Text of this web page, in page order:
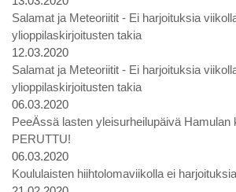
Salamat ja Meteoriitit - Ei harjoituksia
ylioppilaskirjoitusten takia
12.03.2020
Salamat ja Meteoriitit - Ei harjoituksia
ylioppilaskirjoitusten takia
06.03.2020
PeeÄssä lasten yleisurheilupäivä Hamulan
PERUTTU!
06.03.2020
Koululaisten hiihtolomaviikolla ei harjoituksia